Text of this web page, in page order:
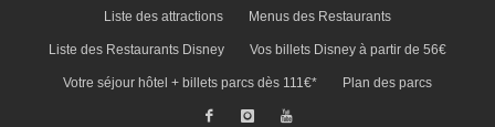
Liste des attractions Menus des Restaurants
Liste des Restaurants Disney Vos billets Disney à partir de 56€
Votre séjour hôtel + billets parcs dès 111€* Plan des parcs